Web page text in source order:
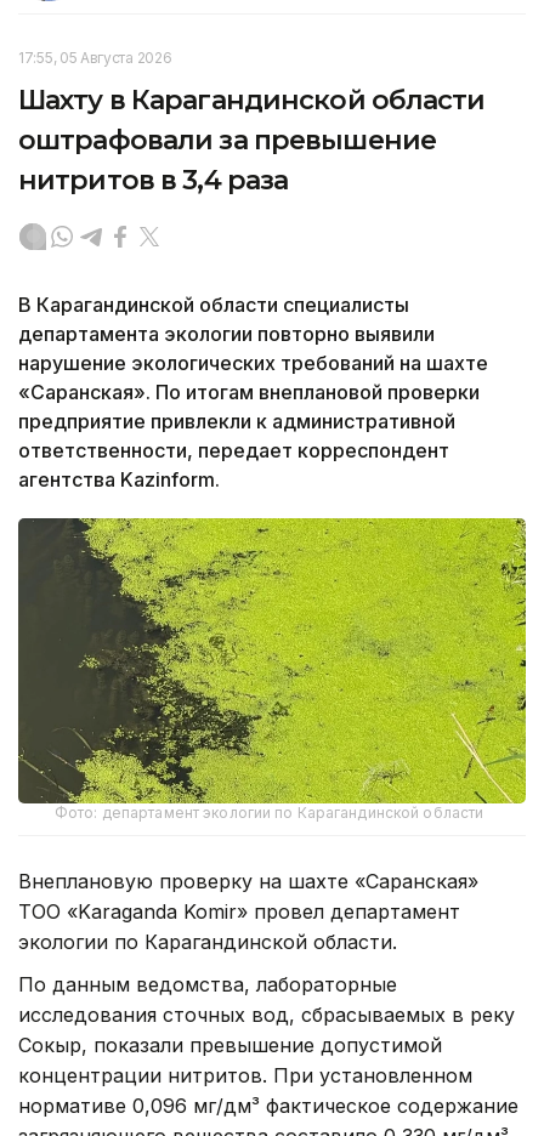
17:55, 05 Августа 2026
Шахту в Карагандинской области
оштрафовали за превышение
нитритов в 3,4 раза
В Карагандинской области специалисты
департамента экологии повторно выявили
нарушение экологических требований на шахте
«Саранская». По итогам внеплановой проверки
предприятие привлекли к административной
ответственности, передает корреспондент
агентства Kazinform.
Фото: департамент экологии по Карагандинской области
Внеплановую проверку на шахте «Саранская»
ТОО «Karaganda Komir» провел департамент
экологии по Карагандинской области.
По данным ведомства, лабораторные
исследования сточных вод, сбрасываемых в реку
Сокыр, показали превышение допустимой
концентрации нитритов. При установленном
нормативе 0,096 мг/дм³ фактическое содержание